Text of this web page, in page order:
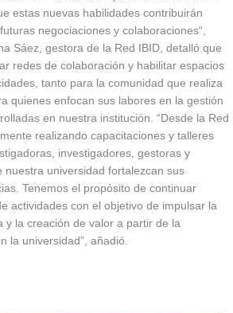
estas nuevas habilidades contribuirán
negociaciones y colaboraciones“,
Sáez, gestora de la Red IBID, detalló que
redes de colaboración y habilitar espacios
tanto para la comunidad que realiza
quienes enfocan sus labores en la gestión
en nuestra institución. “Desde la Red
realizando capacitaciones y talleres
investigadores, gestoras y
nuestra universidad fortalezcan sus
Tenemos el propósito de continuar
actividades con el objetivo de impulsar la
y la creación de valor a partir de la
la universidad”, añadió.